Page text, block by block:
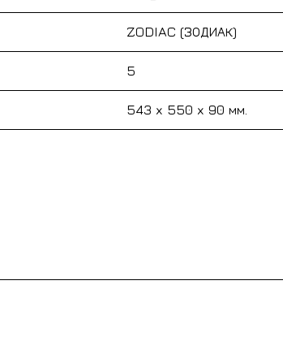
ZODIAC (ЗОДИАК)
5
543 x 550 x 90 мм.